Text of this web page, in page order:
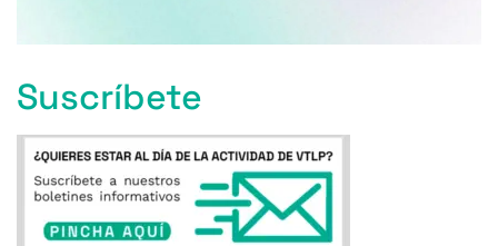
Suscríbete